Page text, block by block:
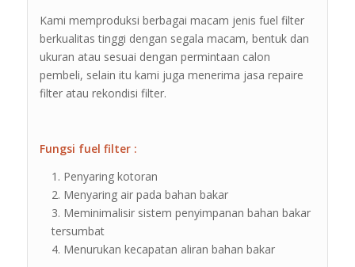
Kami memproduksi berbagai macam jenis fuel filter
berkualitas tinggi dengan segala macam, bentuk dan
ukuran atau sesuai dengan permintaan calon
pembeli, selain itu kami juga menerima jasa repaire
filter atau rekondisi filter.
Fungsi fuel filter :
Penyaring kotoran
Menyaring air pada bahan bakar
Meminimalisir sistem penyimpanan bahan bakar
tersumbat
Menurukan kecapatan aliran bahan bakar